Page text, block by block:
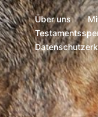
Über uns